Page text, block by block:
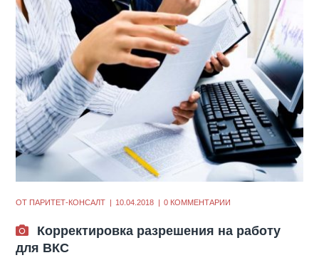
ОТ ПАРИТЕТ-КОНСАЛТ 10.04.2018 0 КОММЕНТАРИИ
Корректировка разрешения на работу
для ВКС